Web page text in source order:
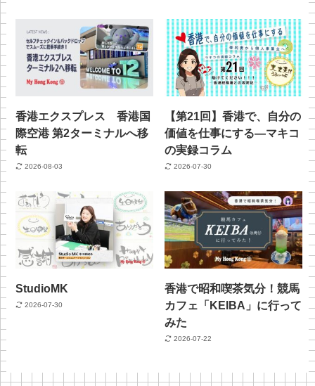
香港エクスプレス 香港国
際空港 第2ターミナルへ移
転
2026-08-03
【第21回】香港で、自分の
価値を仕事にする—マキコ
の実録コラム
2026-07-30
StudioMK
2026-07-30
香港で昭和喫茶気分！競馬
カフェ「KEIBA」に行って
みた
2026-07-22